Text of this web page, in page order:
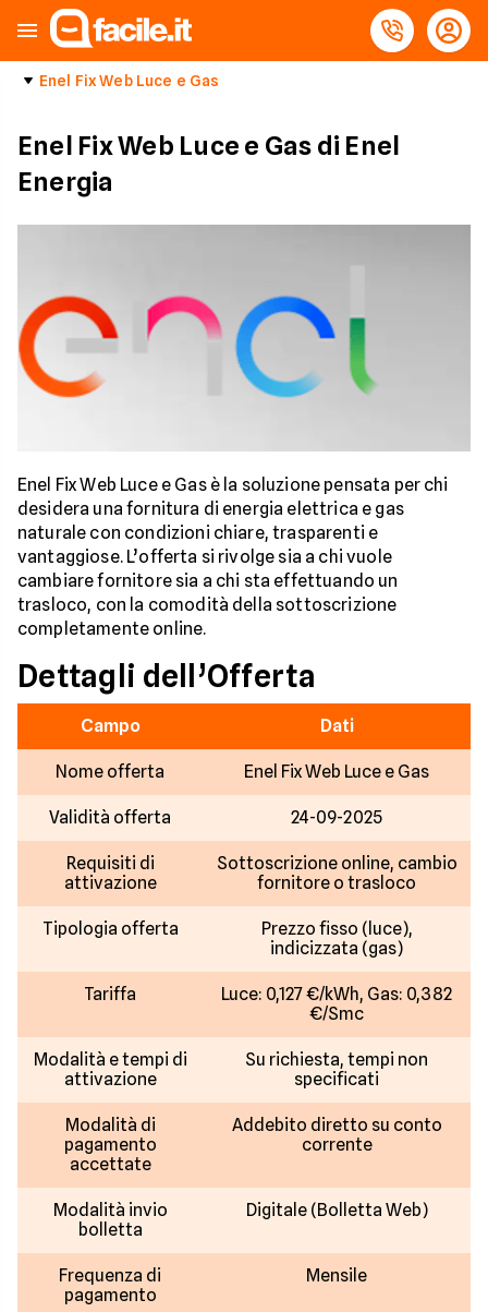
Enel Fix Web Luce e Gas
Enel Fix Web Luce e Gas di Enel
Energia
Enel Fix Web Luce e Gas è la soluzione pensata per chi
desidera una fornitura di energia elettrica e gas
naturale con condizioni chiare, trasparenti e
vantaggiose. L’offerta si rivolge sia a chi vuole
cambiare fornitore sia a chi sta effettuando un
trasloco, con la comodità della sottoscrizione
completamente online.
Dettagli dell’Offerta
Campo Dati
Nome offerta Enel Fix Web Luce e Gas
Validità offerta 24-09-2025
Requisiti di
attivazione
Sottoscrizione online, cambio
fornitore o trasloco
Tipologia offerta
Prezzo fisso (luce),
indicizzata (gas)
Tariffa
Luce: 0,127 €/kWh, Gas: 0,382
€/Smc
Modalità e tempi di
attivazione
Su richiesta, tempi non
specificati
Modalità di
pagamento
accettate
Addebito diretto su conto
corrente
Modalità invio
bolletta
Digitale (Bolletta Web)
Frequenza di
pagamento
Mensile